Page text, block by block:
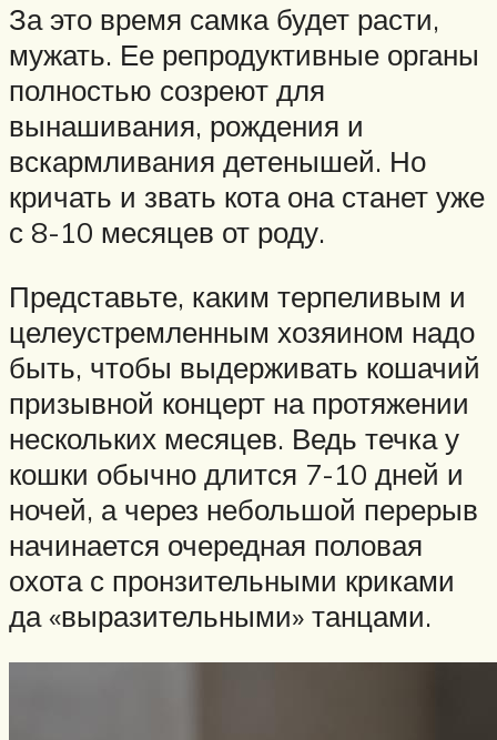
За это время самка будет расти,
мужать. Ее репродуктивные органы
полностью созреют для
вынашивания, рождения и
вскармливания детенышей. Но
кричать и звать кота она станет уже
с 8-10 месяцев от роду.
Представьте, каким терпеливым и
целеустремленным хозяином надо
быть, чтобы выдерживать кошачий
призывной концерт на протяжении
нескольких месяцев. Ведь течка у
кошки обычно длится 7-10 дней и
ночей, а через небольшой перерыв
начинается очередная половая
охота с пронзительными криками
да «выразительными» танцами.